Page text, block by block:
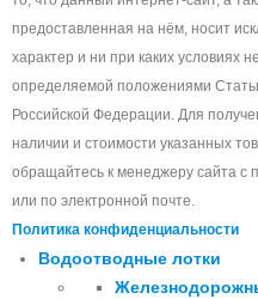
предоставленная на нём, носит
характер и ни при каких условиях
определяемой положениями
Российской Федерации. Для
наличии и стоимости указанных
обращайтесь к менеджеру сайта
или по электронной почте.
Политика конфиденциальности
Водоотводные лотки